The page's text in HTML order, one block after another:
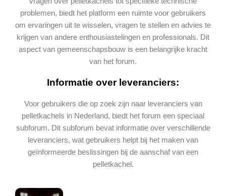
problemen, biedt het platform een ruimte voor gebruikers
om ervaringen uit te wisselen, vragen te stellen en advies te
krijgen van andere enthousiastelingen en professionals. Dit
aspect van gemeenschapsbouw is een belangrijke kracht
van het forum.
Informatie over leveranciers:
Voor gebruikers die op zoek zijn naar leveranciers van
pelletkachels in Nederland, biedt het forum een speciaal
subforum. Dit subforum bevat informatie over verschillende
leveranciers, wat gebruikers helpt bij het maken van
geïnformeerde beslissingen bij de aanschaf van een
pelletkachel.